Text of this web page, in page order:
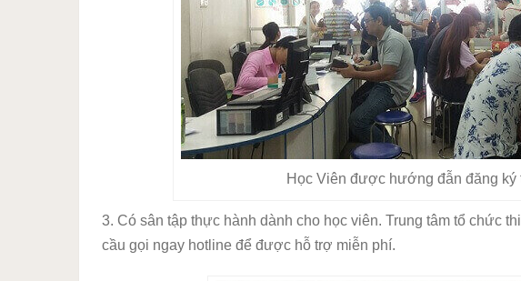
Học Viên được hướng đẫn đăng ký
3. Có sân tập thực hành dành cho học viên. Trung tâm tổ chức
cầu gọi ngay hotline để được hỗ trợ miễn phí.